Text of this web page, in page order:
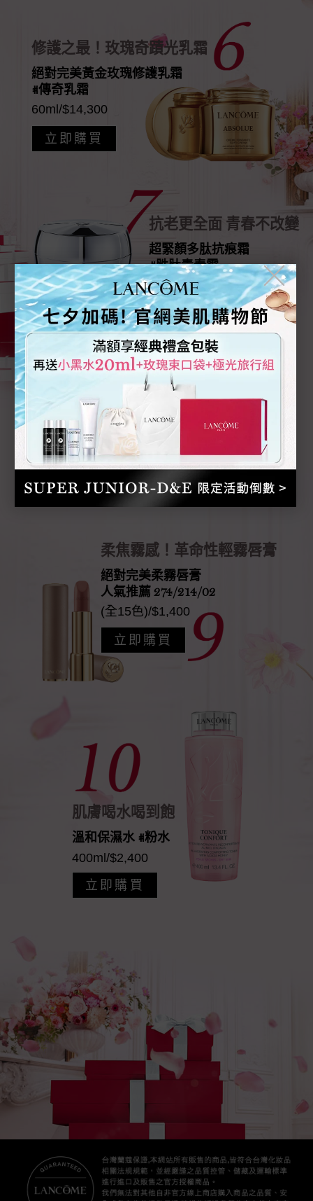
修護之最！玫瑰奇蹟光乳霜
絕對完美黃金玫瑰修護乳霜
#傳奇乳霜
60ml/$14,300
立即購買
抗老更全面 青春不改變
超緊顏多肽抗痕霜
#胜肽青春霜
50ml/$4,700
立即購買
水感不曬老 修護真抗老
超輕盈UV水凝露
SPF50 PA++++
30ml/$2,450
立即購買
柔焦霧感！革命性輕霧唇膏
絕對完美柔霧唇膏
人氣推薦 274/214/02
(全15色)/$1,400
立即購買
肌膚喝水喝到飽
溫和保濕水 #粉水
400ml/$2,400
立即購買
╳